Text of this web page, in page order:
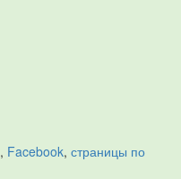
, Facebook, страницы по